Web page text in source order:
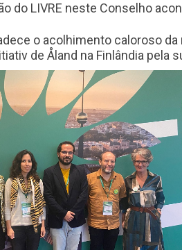
do LIVRE neste Conselho
o acolhimento caloroso
de Åland na Finlândia pela